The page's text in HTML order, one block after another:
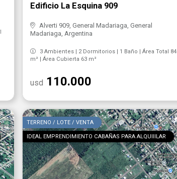
Edificio La Esquina 909
Alverti 909, General Madariaga, General
Madariaga, Argentina
3 Ambientes | 2 Dormitorios | 1 Baño | Área Total 84
m² | Área Cubierta 63 m²
usd 110.000
TERRENO / LOTE / VENTA
IDEAL EMPRENDIMIENTO CABAÑAS PARA ALQUIIILAR